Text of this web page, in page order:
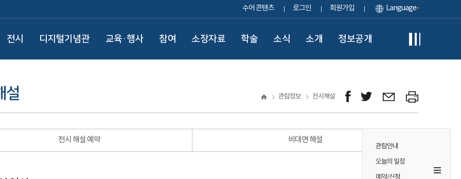
수어 콘텐츠 로그인 회원가입 Language
전시 디지털기념관 교육·행사 참여 소장자료 학술 소식 소개 정보공개
관람안내
오늘의 일정
예약/신청
설 관람정보 전시해설
전시 해설 예약 비대면 해설